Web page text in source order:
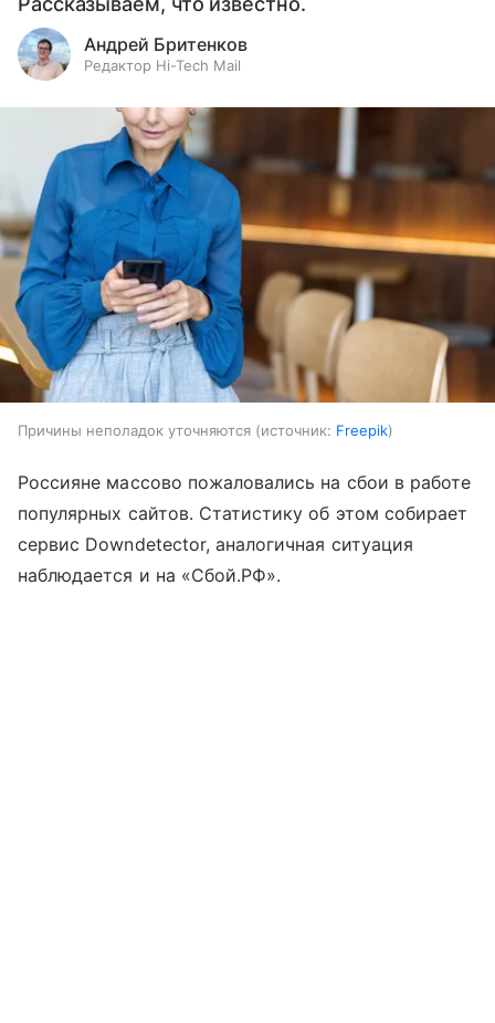
Андрей Бритенков
Редактор Hi-Tech Mail
Причины неполадок уточняются источник: Freepik
Россияне массово пожаловались на сбои в работе
популярных сайтов. Статистику об этом собирает
сервис Downdetector, аналогичная ситуация
наблюдается и на «Сбой.РФ».